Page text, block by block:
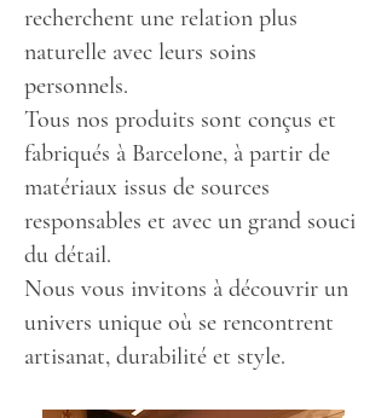
recherchent une relation plus
naturelle avec leurs soins
personnels.
Tous nos produits sont conçus et
fabriqués à Barcelone, à partir de
matériaux issus de sources
responsables et avec un grand souci
du détail.
Nous vous invitons à découvrir un
univers unique où se rencontrent
artisanat, durabilité et style.